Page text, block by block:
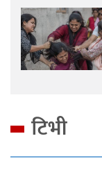
टिभी